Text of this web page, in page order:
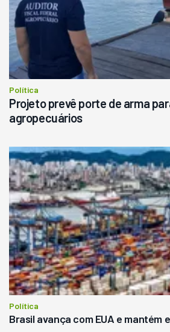
Política
Projeto prevê porte de arma
agropecuários
Política
Brasil avança com EUA e mantém